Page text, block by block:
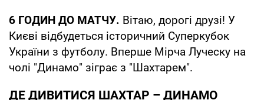
6 ГОДИН ДО МАТЧУ. Вітаю, дорогі друзі! У
Києві відбудеться історичний Суперкубок
України з футболу. Вперше Мірча Луческу на
чолі "Динамо" зіграє з "Шахтарем".
ДЕ ДИВИТИСЯ ШАХТАР – ДИНАМО